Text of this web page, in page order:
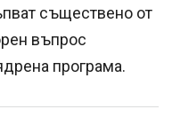
съществено от
въпрос
програма.